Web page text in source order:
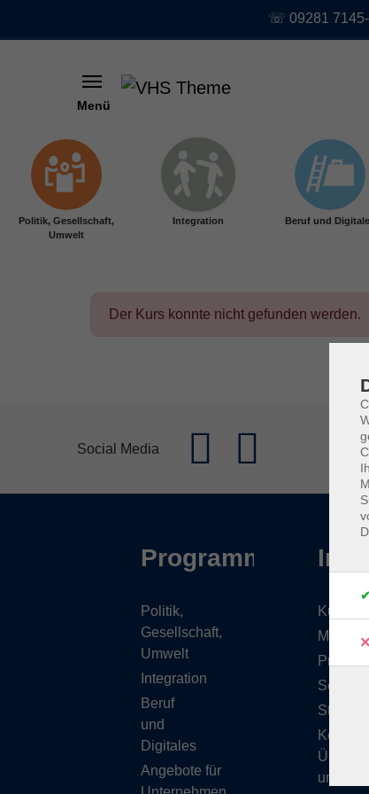
Skip to main content
☏ 09281
Menü
Politik, Gesellschaft,
Umwelt
Integration Beruf und
Der Kurs konnte nicht gefunden werden.
Social Media
Programm
Politik,
Gesellschaft,
Umwelt
Integration
Beruf
und
Digitales
Angebote für
Projekte
Service
Kontakt/
Über
uns